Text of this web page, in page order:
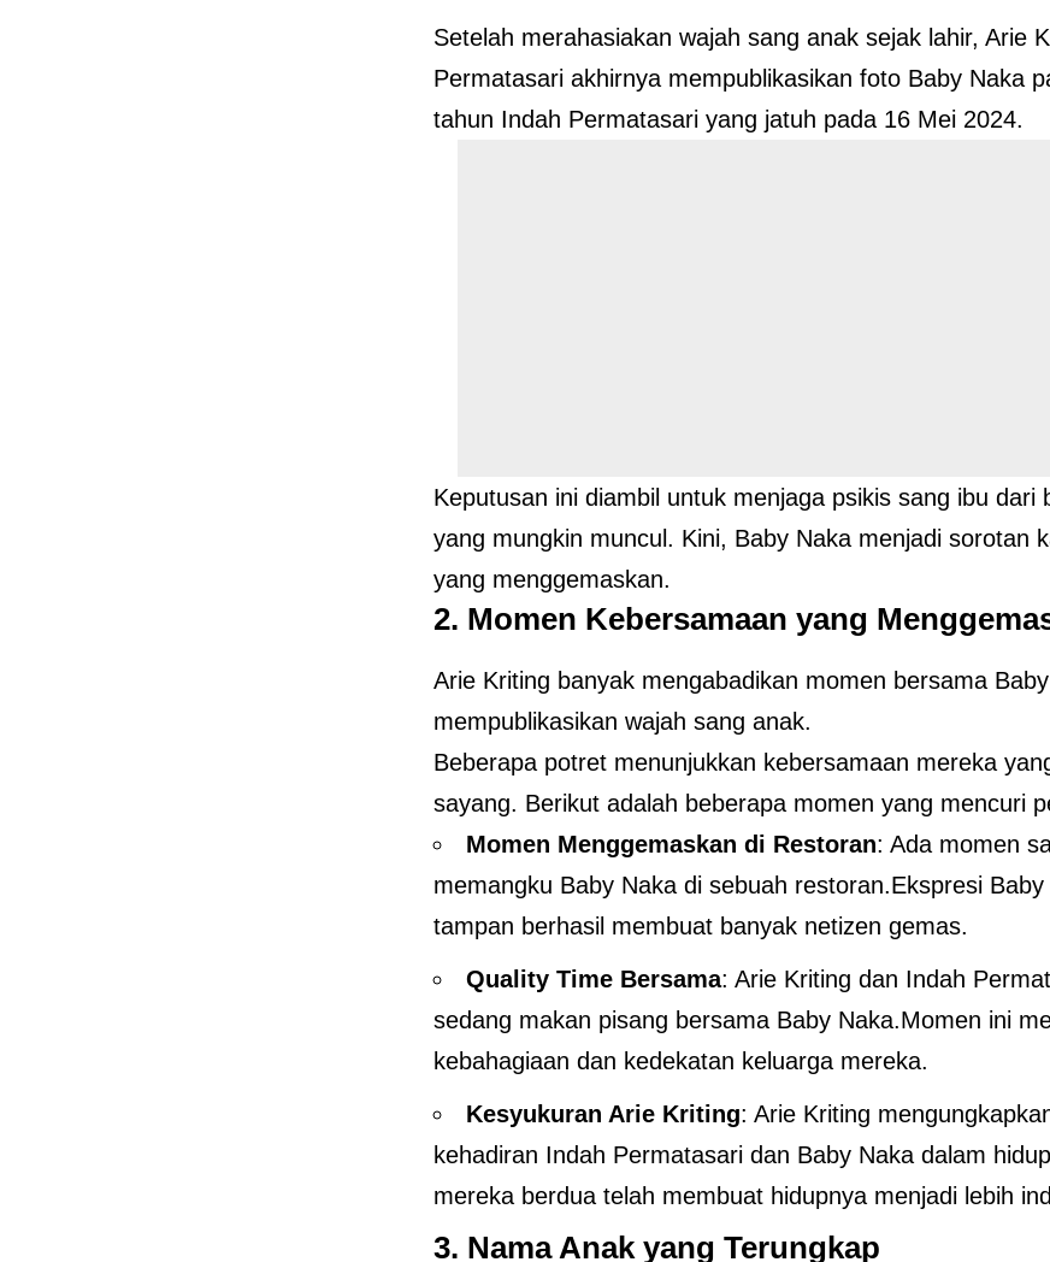
Setelah merahasiakan wajah sang anak sejak lahir, Arie
Permatasari akhirnya mempublikasikan foto Baby Naka
tahun Indah Permatasari yang jatuh pada 16 Mei 2024.
Keputusan ini diambil untuk menjaga psikis sang ibu dari
yang mungkin muncul. Kini, Baby Naka menjadi sorotan
yang menggemaskan.
2. Momen Kebersamaan yang
Arie Kriting banyak mengabadikan momen bersama
mempublikasikan wajah sang anak.
Beberapa potret menunjukkan kebersamaan mereka
sayang. Berikut adalah beberapa momen yang mencuri
Momen Menggemaskan di Restoran: Ada momen
memangku Baby Naka di sebuah restoran.Ekspresi
tampan berhasil membuat banyak netizen gemas.
Quality Time Bersama: Arie Kriting dan Indah
sedang makan pisang bersama Baby Naka.Momen ini
kebahagiaan dan kedekatan keluarga mereka.
Kesyukuran Arie Kriting: Arie Kriting
kehadiran Indah Permatasari dan Baby Naka dalam
mereka berdua telah membuat hidupnya menjadi lebih
3. Nama Anak yang Terungkap